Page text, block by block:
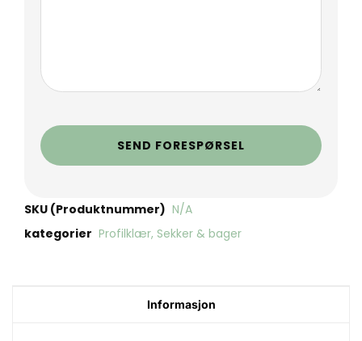
SEND FORESPØRSEL
SKU (Produktnummer) N/A
kategorier Profilklær, Sekker & bager
Informasjon